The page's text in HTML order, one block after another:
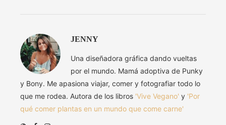
JENNY
Una diseñadora gráfica dando vueltas
por el mundo. Mamá adoptiva de Punky
y Bony. Me apasiona viajar, comer y fotografiar todo lo
que me rodea. Autora de los libros 'Vive Vegano' y 'Por
qué comer plantas en un mundo que come carne'